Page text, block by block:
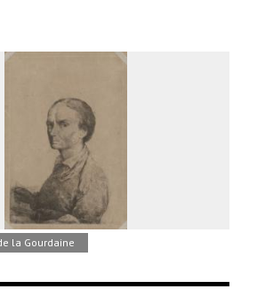
la Gourdaine